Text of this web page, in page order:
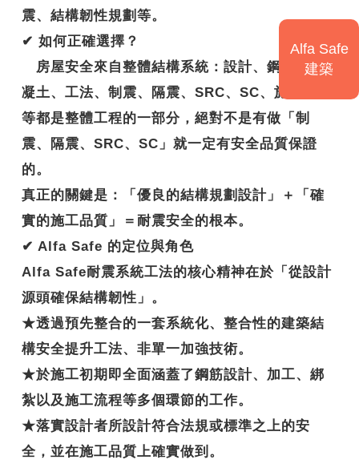
震、結構韌性規劃等。
✔ 如何正確選擇？
房屋安全來自整體結構系統：設計、鋼筋、混
凝土、工法、制震、隔震、SRC、SC、施工技術
等都是整體工程的一部分，絕對不是有做「制
震、隔震、SRC、SC」就一定有安全品質保證
的。
真正的關鍵是：
「優良的結構規劃設計」＋「確
實的施工品質」＝耐震安全的根本。
✔ Alfa Safe 的定位與角色
Alfa Safe耐震系統工法的核心精神在於「從設計
源頭確保結構韌性」。
★透過預先整合的一套系統化、整合性的建築結
構安全提升工法、非單一加強技術。
★於施工初期即全面涵蓋了鋼筋設計、加工、綁
紮以及施工流程等多個環節的工作。
★落實設計者所設計符合法規或標準之上的安
全，並在施工品質上確實做到。
Alfa Safe
建築